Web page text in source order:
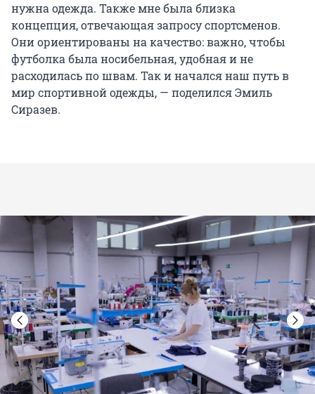
нужна одежда. Также мне была близка
концепция, отвечающая запросу спортсменов.
Они ориентированы на качество: важно, чтобы
футболка была носибельная, удобная и не
расходилась по швам. Так и начался наш путь в
мир спортивной одежды, — поделился Эмиль
Сиразев.